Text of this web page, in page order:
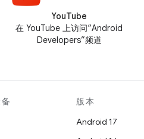
YouTube
在 YouTube 上访问“Android
Developers”频道
版本
Android 17